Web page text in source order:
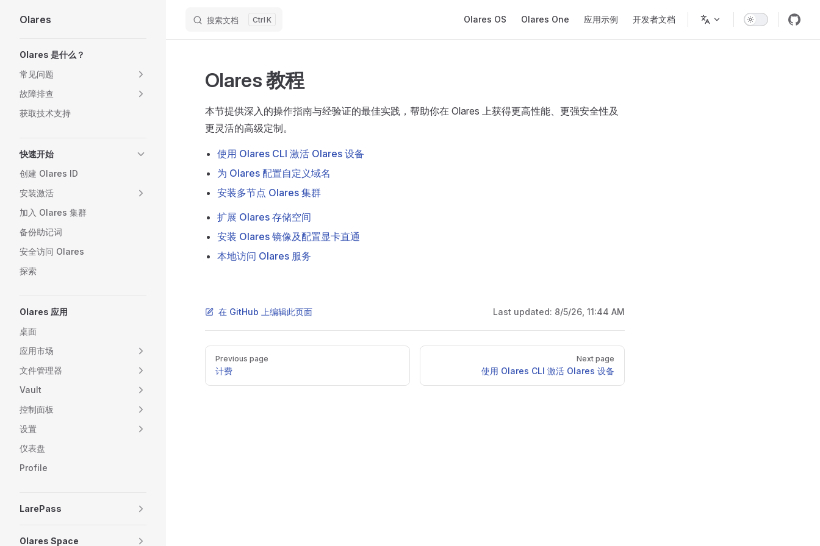
Skip to content
Olares 搜索文档 K Olares OS Olares One 应用示例 开发者文档
Olares 是什么？
常见问题
故障排查
获取技术支持
快速开始
创建 Olares ID
安装激活
加入 Olares 集群
备份助记词
安全访问 Olares
探索
Olares 应用
桌面
应用市场
文件管理器
Vault
控制面板
设置
仪表盘
Profile
LarePass
Olares Space
Olares 教程
本节提供深入的操作指南与经验证的最佳实践，帮助你在 Olares 上获得更高性能、更强安全性及
更灵活的高级定制。
使用 Olares CLI 激活 Olares 设备
为 Olares 配置自定义域名
安装多节点 Olares 集群
扩展 Olares 存储空间
安装 Olares 镜像及配置显卡直通
本地访问 Olares 服务
在 GitHub 上编辑此页面 Last updated: 8/5/26, 11:44 AM
Pager
Previous page
计费
Next page
使用 Olares CLI 激活 Olares 设备